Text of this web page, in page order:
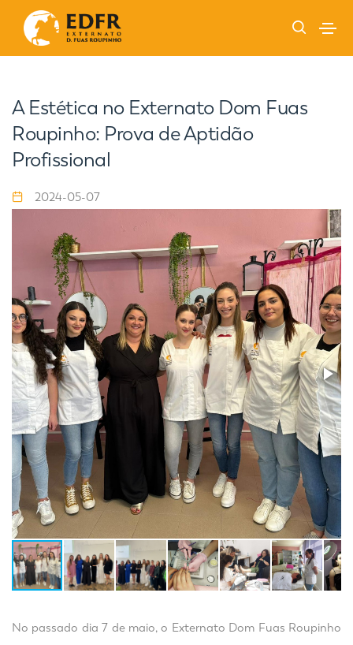
A Estética no Externato Dom Fuas
Roupinho: Prova de Aptidão
Profissional
2024-05-07
No passado dia 7 de maio, o Externato Dom Fuas Roupinho